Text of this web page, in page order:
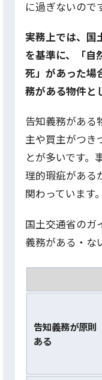
に過ぎないので
実務上では、国
を基準に、「自
死」があった場
務がある物件と
告知義務がある
主や買主がつき
とが多いです。
理的瑕疵がある
関わっています。
国土交通省のガ
義務がある・な
告知義務が原則
ある